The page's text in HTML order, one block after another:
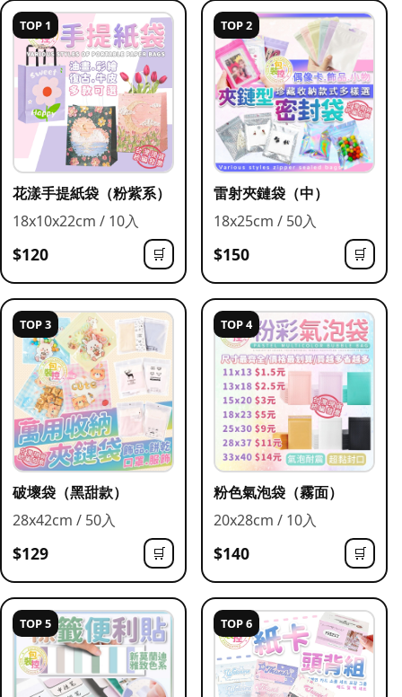
TOP 1
花漾手提紙袋（粉紫系）
18x10x22cm / 10入
$120 🛒
TOP 2
雷射夾鏈袋（中）
18x25cm / 50入
$150 🛒
TOP 3
破壞袋（黑甜款）
28x42cm / 50入
$129 🛒
TOP 4
粉色氣泡袋（霧面）
20x28cm / 10入
$140 🛒
TOP 5 TOP 6